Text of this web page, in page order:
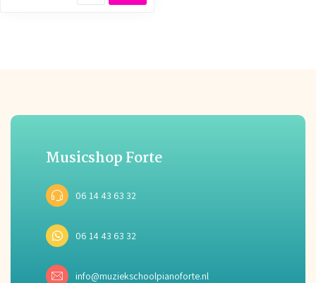
Musicshop Forte
06 14 43 63 32
06 14 43 63 32
info@muziekschoolpianoforte.nl